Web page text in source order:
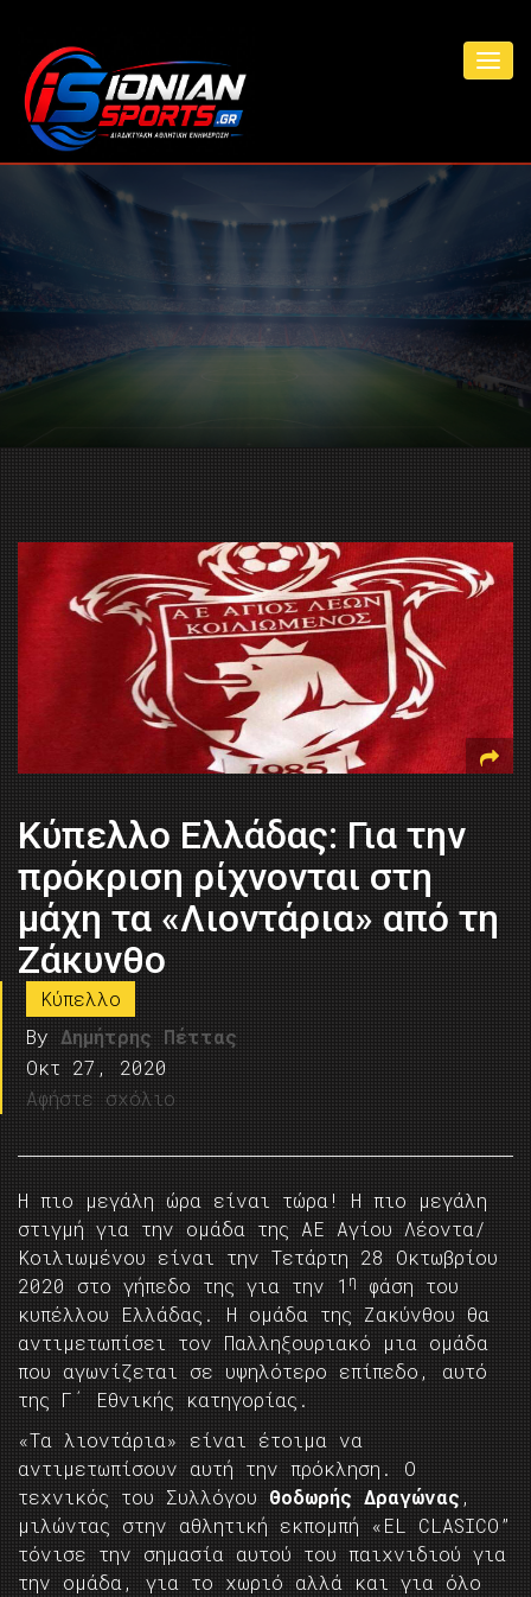
Κύπελλο Ελλάδας: Για την
πρόκριση ρίχνονται στη
μάχη τα «Λιοντάρια» από τη
Ζάκυνθο
Κύπελλο
By Δημήτρης Πέττας
Οκτ 27, 2020
Αφήστε σχόλιο
Η πιο μεγάλη ώρα είναι τώρα! Η πιο μεγάλη
στιγμή για την ομάδα της ΑΕ Αγίου Λέοντα/
Κοιλιωμένου είναι την Τετάρτη 28 Οκτωβρίου
2020 στο γήπεδο της για την 1 η
φάση του
κυπέλλου Ελλάδας. Η ομάδα της Ζακύνθου θα
αντιμετωπίσει τον Παλληξουριακό μια ομάδα
που αγωνίζεται σε υψηλότερο επίπεδο, αυτό
της Γ΄ Εθνικής κατηγορίας.
«Τα λιοντάρια» είναι έτοιμα να
αντιμετωπίσουν αυτή την πρόκληση. Ο
τεχνικός του Συλλόγου Θοδωρής Δραγώνας ,
μιλώντας στην αθλητική εκπομπή «ΕL CLASICO”
τόνισε την σημασία αυτού του παιχνιδιού για
την ομάδα, για το χωριό αλλά και για όλο